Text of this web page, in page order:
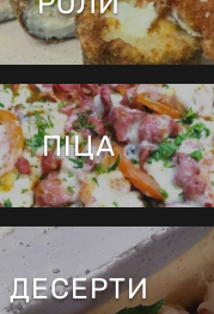
ПІЦА
ДЕСЕРТИ